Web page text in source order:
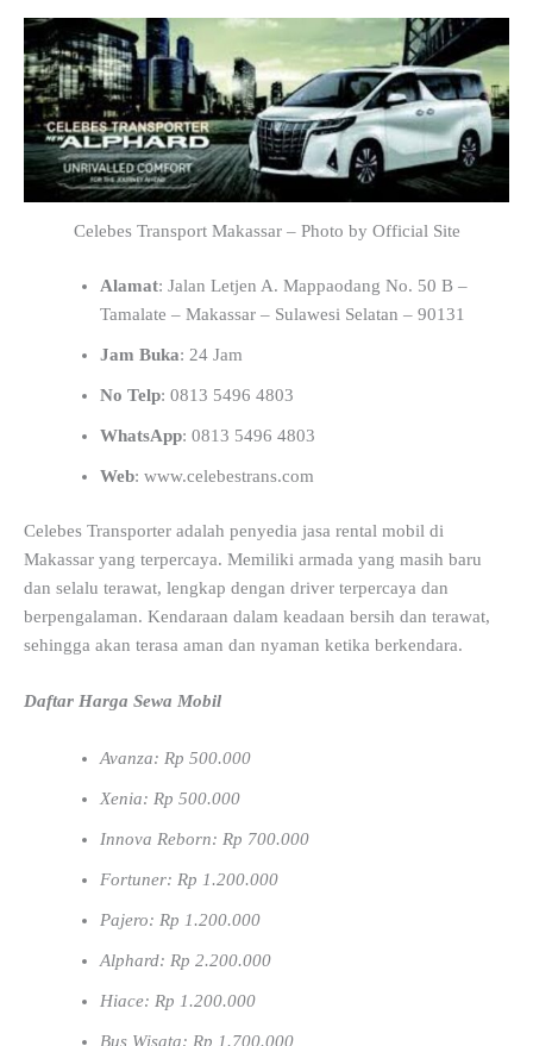
Celebes Transport Makassar – Photo by Official Site
Alamat: Jalan Letjen A. Mappaodang No. 50 B –
Tamalate – Makassar – Sulawesi Selatan – 90131
Jam Buka: 24 Jam
No Telp: 0813 5496 4803
WhatsApp: 0813 5496 4803
Web: www.celebestrans.com
Celebes Transporter adalah penyedia jasa rental mobil di
Makassar yang terpercaya. Memiliki armada yang masih baru
dan selalu terawat, lengkap dengan driver terpercaya dan
berpengalaman. Kendaraan dalam keadaan bersih dan terawat,
sehingga akan terasa aman dan nyaman ketika berkendara.
Daftar Harga Sewa Mobil
Avanza: Rp 500.000
Xenia: Rp 500.000
Innova Reborn: Rp 700.000
Fortuner: Rp 1.200.000
Pajero: Rp 1.200.000
Alphard: Rp 2.200.000
Hiace: Rp 1.200.000
Bus Wisata: Rp 1.700.000